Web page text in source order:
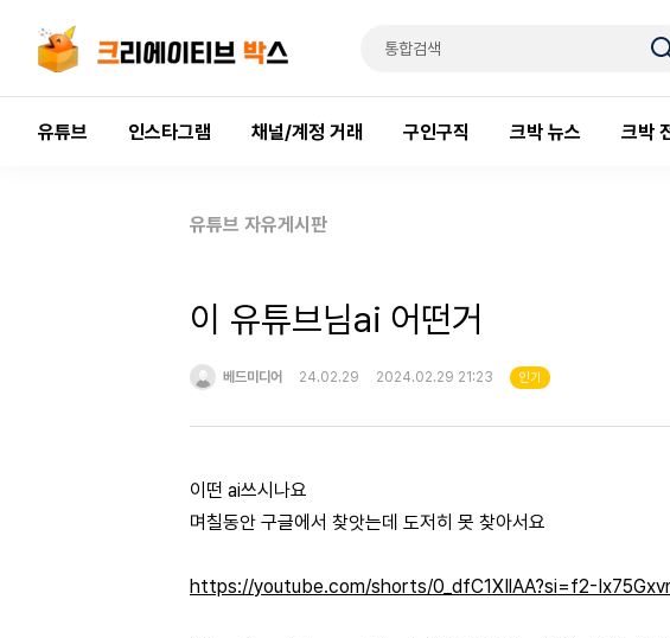
유튜브 인스타그램 채널/계정 거래 구인구직 크박 뉴스 크박
유튜브 자유게시판
이 유튜브님ai 어떤거
베드미디어 24.02.29 2024.02.29 21:23 인기
이떤 ai쓰시나요
며칠동안 구글에서 찾앗는데 도저히 못 찾아서요
https://youtube.com/shorts/0_dfC1XIlAA?si=f2-